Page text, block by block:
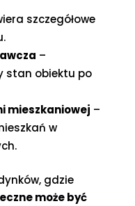
szczegółowe
–
stan obiektu po
mieszkaniowej –
w
gdzie
może być